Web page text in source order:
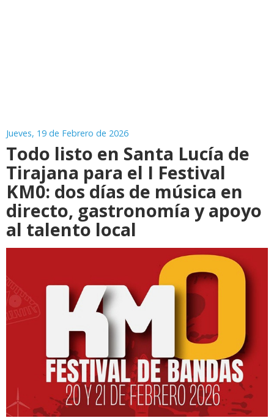
Jueves, 19 de Febrero de 2026
Todo listo en Santa Lucía de
Tirajana para el I Festival
KM0: dos días de música en
directo, gastronomía y apoyo
al talento local